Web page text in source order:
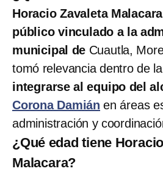
Horacio Zavaleta
público vinculado a la
municipal de Cuautla,
tomó relevancia dentro de
integrarse al equipo del
Corona Damián en áreas
administración y
¿Qué edad tiene
Malacara?